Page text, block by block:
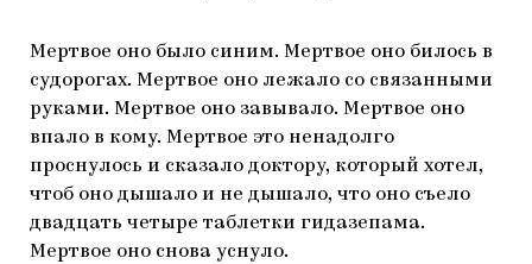
Мертвое оно было синим. Мертвое оно билось в
судорогах. Мертвое оно лежало со связанными
руками. Мертвое оно завывало. Мертвое оно
впало в кому. Мертвое это ненадолго
проснулось и сказало доктору, который хотел,
чтоб оно дышало и не дышало, что оно съело
двадцать четыре таблетки гидазепама.
Мертвое оно снова уснуло.